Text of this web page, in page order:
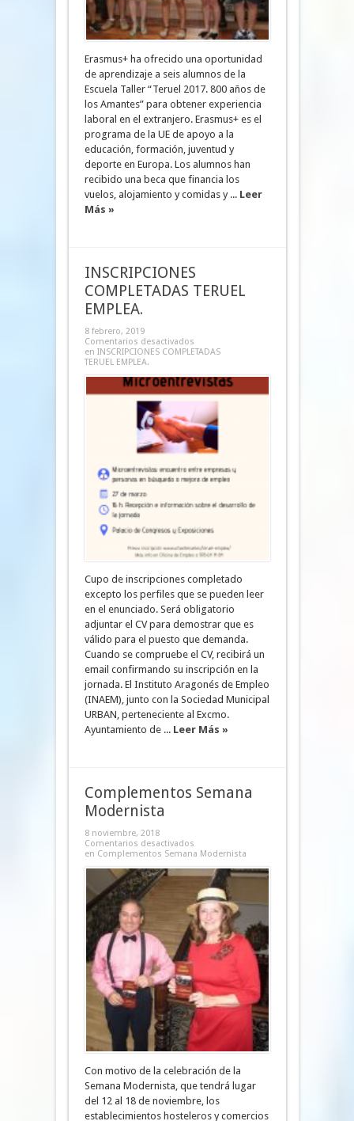
Erasmus+ ha ofrecido una oportunidad
de aprendizaje a seis alumnos de la
Escuela Taller “Teruel 2017. 800 años de
los Amantes” para obtener experiencia
laboral en el extranjero. Erasmus+ es el
programa de la UE de apoyo a la
educación, formación, juventud y
deporte en Europa. Los alumnos han
recibido una beca que financia los
vuelos, alojamiento y comidas y ... Leer
Más »
INSCRIPCIONES
COMPLETADAS TERUEL
EMPLEA.
8 febrero, 2019
Comentarios desactivados
en INSCRIPCIONES COMPLETADAS
TERUEL EMPLEA.
Cupo de inscripciones completado
excepto los perfiles que se pueden leer
en el enunciado. Será obligatorio
adjuntar el CV para demostrar que es
válido para el puesto que demanda.
Cuando se compruebe el CV, recibirá un
email confirmando su inscripción en la
jornada. El Instituto Aragonés de Empleo
(INAEM), junto con la Sociedad Municipal
URBAN, perteneciente al Excmo.
Ayuntamiento de ... Leer Más »
Complementos Semana
Modernista
8 noviembre, 2018
Comentarios desactivados
en Complementos Semana Modernista
Con motivo de la celebración de la
Semana Modernista, que tendrá lugar
del 12 al 18 de noviembre, los
establecimientos hosteleros y comercios